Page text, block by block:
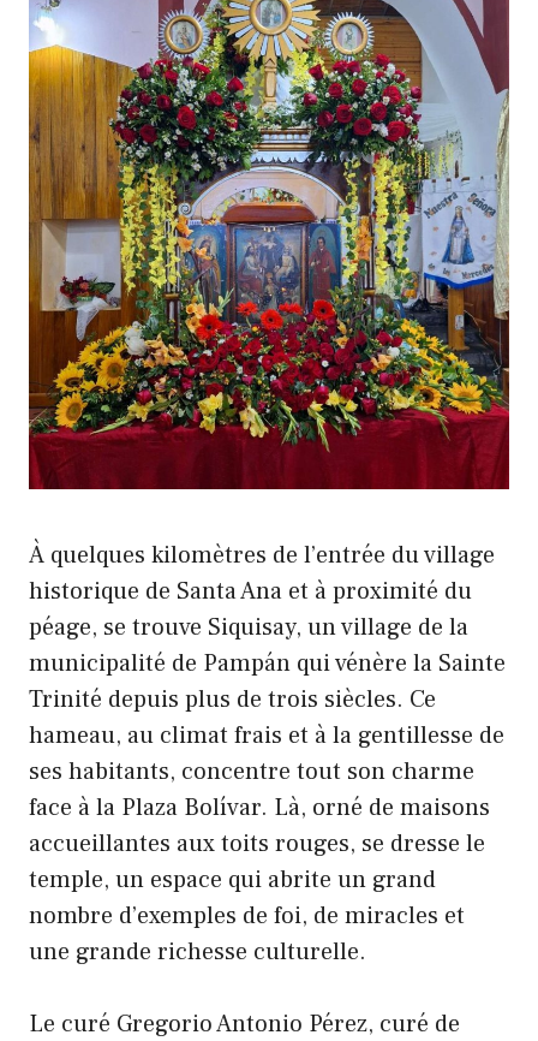
À quelques kilomètres de l’entrée du village
historique de Santa Ana et à proximité du
péage, se trouve Siquisay, un village de la
municipalité de Pampán qui vénère la Sainte
Trinité depuis plus de trois siècles. Ce
hameau, au climat frais et à la gentillesse de
ses habitants, concentre tout son charme
face à la Plaza Bolívar. Là, orné de maisons
accueillantes aux toits rouges, se dresse le
temple, un espace qui abrite un grand
nombre d’exemples de foi, de miracles et
une grande richesse culturelle.
Le curé Gregorio Antonio Pérez, curé de